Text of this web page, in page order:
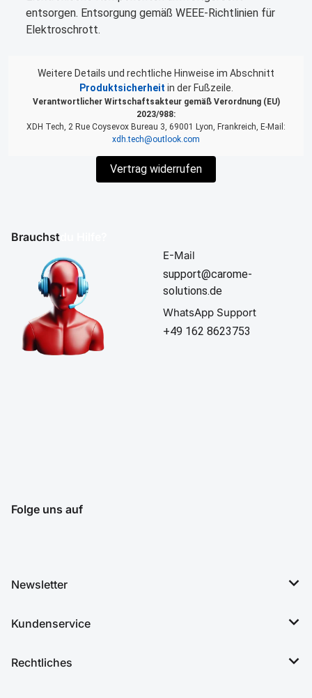
entsorgen. Entsorgung gemäß WEEE-Richtlinien für
Elektroschrott.
Weitere Details und rechtliche Hinweise im Abschnitt
Produktsicherheit in der Fußzeile.
Verantwortlicher Wirtschaftsakteur gemäß Verordnung (EU)
2023/988:
XDH Tech, 2 Rue Coysevox Bureau 3, 69001 Lyon, Frankreich, E-Mail:
xdh.tech@outlook.com
Vertrag widerrufen
Brauchst
E-Mail
support@carome-
solutions.de
WhatsApp Support
+49 162 8623753
Folge uns auf
Newsletter
Kundenservice
Rechtliches